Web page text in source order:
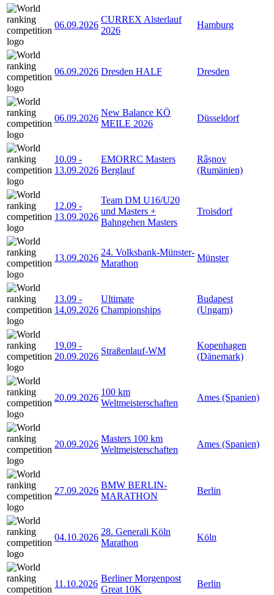
06.09.2026
CURREX Alsterlauf
2026
Hamburg
06.09.2026 Dresden HALF Dresden
06.09.2026
New Balance KÖ
MEILE 2026
Düsseldorf
10.09 -
13.09.2026
EMORRC Masters
Berglauf
Râșnov
(Rumänien)
12.09 -
13.09.2026
Team DM U16/U20
und Masters +
Bahngehen Masters
Troisdorf
13.09.2026
24. Volksbank-Münster-
Marathon
Münster
13.09 -
14.09.2026
Ultimate
Championships
Budapest
(Ungarn)
19.09 -
20.09.2026
Straßenlauf-WM
Kopenhagen
(Dänemark)
20.09.2026
100 km
Weltmeisterschaften
Ames (Spanien)
20.09.2026
Masters 100 km
Weltmeisterschaften
Ames (Spanien)
27.09.2026
BMW BERLIN-
MARATHON
Berlin
04.10.2026
28. Generali Köln
Marathon
Köln
11.10.2026
Berliner Morgenpost
Great 10K
Berlin